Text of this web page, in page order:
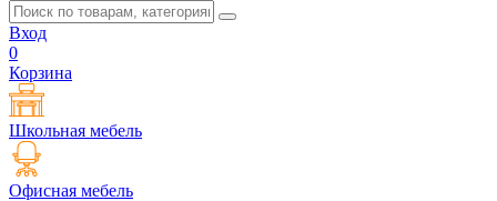
Вход
0
Корзина
Школьная мебель
Офисная мебель